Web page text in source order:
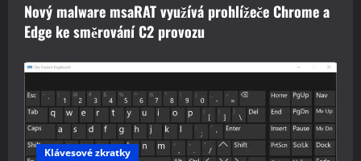
Nový malware msaRAT využívá prohlížeče Chrome a
Edge ke směrování C2 provozu
Klávesové zkratky